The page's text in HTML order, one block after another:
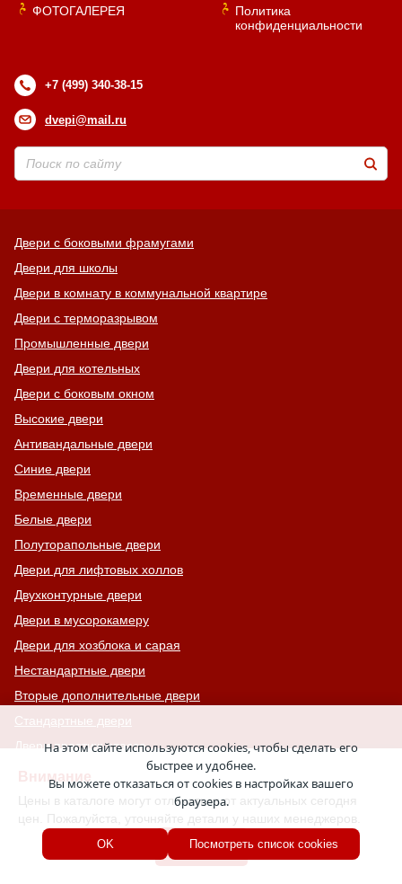
Внимание
Цены в каталоге могут отличаться от актуальных сегодня
цен. Пожалуйста, уточняйте детали у наших менеджеров.
Хорошо
ФОТОГАЛЕРЕЯ
Политика
конфиденциальности
+7 (499) 340-38-15
dvepi@mail.ru
Двери с боковыми фрамугами
Двери для школы
Двери в комнату в коммунальной квартире
Двери с терморазрывом
Промышленные двери
Двери для котельных
Двери с боковым окном
Высокие двери
Антивандальные двери
Синие двери
Временные двери
Белые двери
Полуторапольные двери
Двери для лифтовых холлов
Двухконтурные двери
Двери в мусорокамеру
Двери для хозблока и сарая
Нестандартные двери
Вторые дополнительные двери
Стандартные двери
Двери престиж-класса
Двери комфорт-класса
Двери с 4-ым классом защиты
С узким стеклом
Двери на лестничную площадку
На этом сайте используются cookies, чтобы сделать его
быстрее и удобнее.
Вы можете отказаться от cookies в настройках вашего
браузера.
OK Посмотреть список cookies